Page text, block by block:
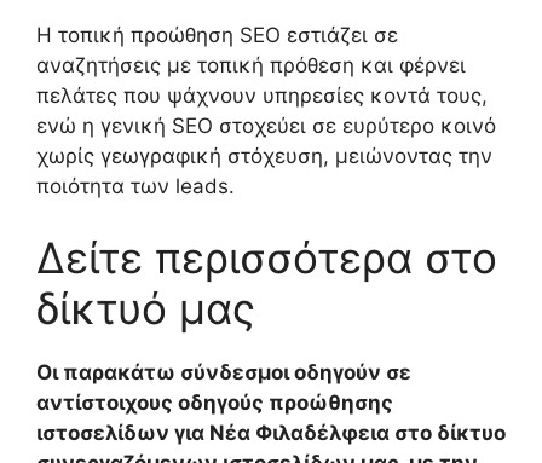
Η τοπική προώθηση SEO εστιάζει σε
αναζητήσεις με τοπική πρόθεση και φέρνει
πελάτες που ψάχνουν υπηρεσίες κοντά τους,
ενώ η γενική SEO στοχεύει σε ευρύτερο κοινό
χωρίς γεωγραφική στόχευση, μειώνοντας την
ποιότητα των leads.
Δείτε περισσότερα στο
δίκτυό μας
Οι παρακάτω σύνδεσμοι οδηγούν σε
αντίστοιχους οδηγούς προώθησης
ιστοσελίδων για Νέα Φιλαδέλφεια στο δίκτυο